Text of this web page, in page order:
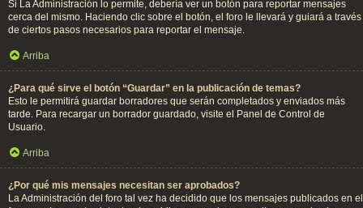
Si La Administración lo permite, debería ver un botón para reportar mensajes
cerca del mismo. Haciendo clic sobre el botón, el foro le llevará y guiará a través
de ciertos pasos necesarios para reportar el mensaje.
Arriba
¿Para qué sirve el botón “Guardar” en la publicación de temas?
Esto le permitirá guardar borradores que serán completados y enviados más
tarde. Para recargar un borrador guardado, visite el Panel de Control de
Usuario.
Arriba
¿Por qué mis mensajes necesitan ser aprobados?
La Administración del foro tal vez ha decidido que los mensajes publicados en el